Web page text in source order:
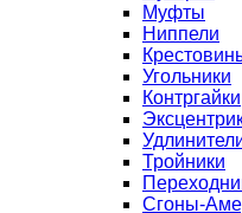
Муфты
Ниппели
Угольники
Контргайки
Тройники
Сгоны-